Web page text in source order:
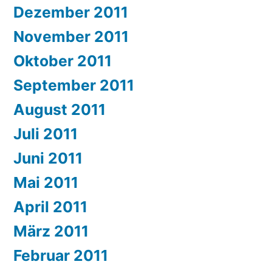
Dezember 2011
November 2011
Oktober 2011
September 2011
August 2011
Juli 2011
Juni 2011
Mai 2011
April 2011
März 2011
Februar 2011